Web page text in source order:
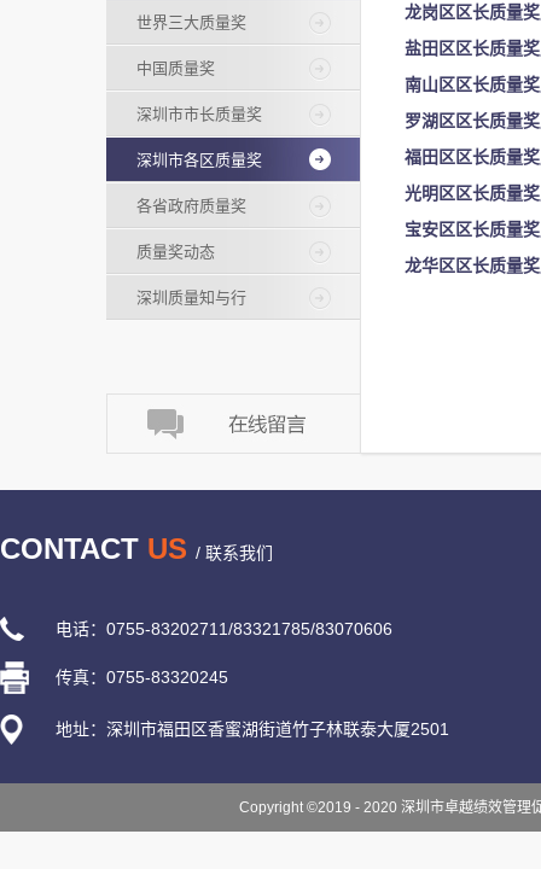
世界三大质量奖
中国质量奖
深圳市市长质量奖
深圳市各区质量奖
各省政府质量奖
质量奖动态
深圳质量知与行
龙岗区区长质量
盐田区区长质量
南山区区长质量
罗湖区区长质量
福田区区长质量
光明区区长质量
宝安区区长质量
龙华区区长质量
CONTACT US / 联系我们
电话：0755-83202711/83321785/83070606
传真：0755-83320245
地址：深圳市福田区香蜜湖街道竹子林联泰大厦2501
Copyright ©2019 - 2020 深圳市卓越绩效管理